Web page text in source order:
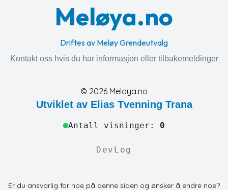
Meløya.no
Driftes av Meløy Grendeutvalg
Kontakt oss hvis du har informasjon eller tilbakemeldinger
© 2026 Meloya.no
Utviklet av Elias Tvenning Trana
Antall visninger: 0
DevLog
Er du ansvarlig for noe på denne siden og ønsker å endre noe?